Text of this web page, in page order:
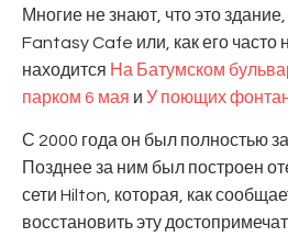
Многие не знают, что это
Fantasy Cafe или, как его часто
находится На Батумском
парком 6 мая и У поющих
С 2000 года он был полностью
Позднее за ним был построен
сети Hilton, которая, как
восстановить эту